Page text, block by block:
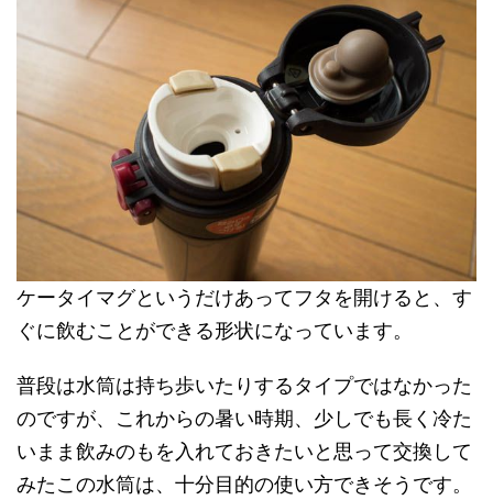
ケータイマグというだけあってフタを開けると、す
ぐに飲むことができる形状になっています。
普段は水筒は持ち歩いたりするタイプではなかった
のですが、これからの暑い時期、少しでも長く冷た
いまま飲みのもを入れておきたいと思って交換して
みたこの水筒は、十分目的の使い方できそうです。